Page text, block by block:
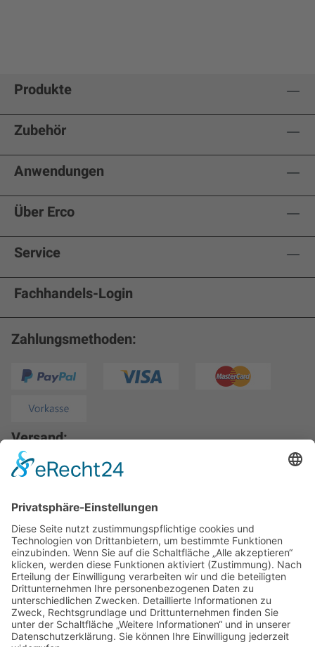
Produkte
Zubehör
Anwendungen
Über Erco
Service
Fachhandels-Login
Zahlungsmethoden:
Versand:
* Alle Preise inkl. gesetzl. Mehrwertsteuer zzgl.
Versandkostenund ggf. Nachnahmegebühren, wenn nicht
anders angegeben.